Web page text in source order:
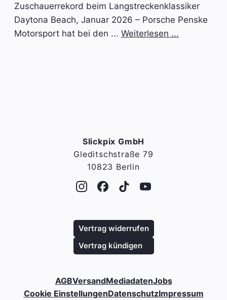
Zuschauerrekord beim Langstreckenklassiker
Daytona Beach, Januar 2026 – Porsche Penske
Motorsport hat bei den ... Weiterlesen ...
Slickpix GmbH
Gleditschstraße 79
10823 Berlin
AGBVersandMediadatenJobs
Cookie EinstellungenDatenschutzImpressum
Vertrag widerrufen
Vertrag kündigen